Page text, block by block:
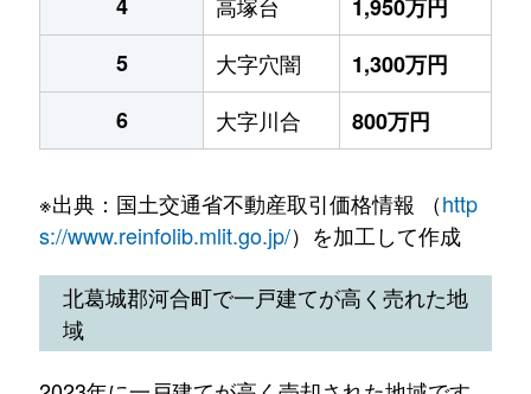
1,950万円
5
大字穴闇
1,300万円
6
大字川合 800万円
※出典：国土交通省不動産取引価格情報 （http
s://www.reinfolib.mlit.go.jp/）を加工して作成
北葛城郡河合町で一戸建てが高く売れた地
域